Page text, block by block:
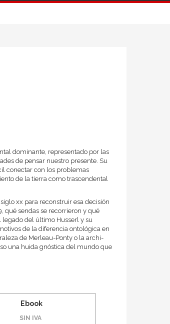
dominante, representado por las
de pensar nuestro presente. Su
conectar con los problemas
de la tierra como trascendental
xx para reconstruir esa decisión
qué sendas se recorrieron y qué
legado del último Husserl y su
de la diferencia ontológica en
de Merleau-Ponty o la archi-
una huida gnóstica del mundo que
Ebook
SIN IVA